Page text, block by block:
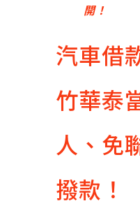
開！
汽車借
竹華泰
人、免
撥款！